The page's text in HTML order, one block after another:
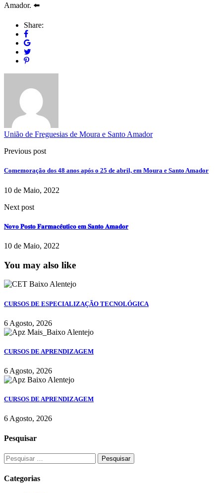
Amador. ⬅️
Share:
União de Freguesias de Moura e Santo Amador
Previous post
Comemoração dos 48 anos após o 25 de abril, em Moura e Santo Amador
10 de Maio, 2022
Next post
𝐍𝐨𝐯𝐨 𝐏𝐨𝐬𝐭𝐨 𝐅𝐚𝐫𝐦𝐚𝐜𝐞̂𝐮𝐭𝐢𝐜𝐨 𝐞𝐦 𝐒𝐚𝐧𝐭𝐨 𝐀𝐦𝐚𝐝𝐨𝐫
10 de Maio, 2022
You may also like
CURSOS DE ESPECIALIZAÇÃO TECNOLÓGICA
6 Agosto, 2026
CURSOS DE APRENDIZAGEM
6 Agosto, 2026
CURSOS DE APRENDIZAGEM
6 Agosto, 2026
Pesquisar
Categorias